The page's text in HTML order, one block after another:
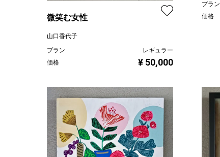
微笑む女性
山口香代子
プラン
レギュラー
価格
¥ 50,000
プラン
価格